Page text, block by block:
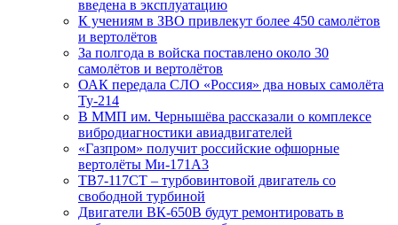
введена в эксплуатацию
К учениям в ЗВО привлекут более 450 самолётов
и вертолётов
За полгода в войска поставлено около 30
самолётов и вертолётов
ОАК передала СЛО «Россия» два новых самолёта
Ту-214
В ММП им. Чернышёва рассказали о комплексе
вибродиагностики авиадвигателей
«Газпром» получит российские офшорные
вертолёты Ми-171А3
ТВ7-117СТ – турбовинтовой двигатель со
свободной турбиной
Двигатели ВК-650В будут ремонтировать в